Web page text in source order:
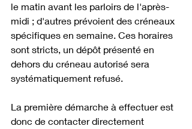
le matin avant les parloirs de l'après-
midi ; d'autres prévoient des créneaux
spécifiques en semaine. Ces horaires
sont stricts, un dépôt présenté en
dehors du créneau autorisé sera
systématiquement refusé.
La première démarche à effectuer est
donc de contacter directement